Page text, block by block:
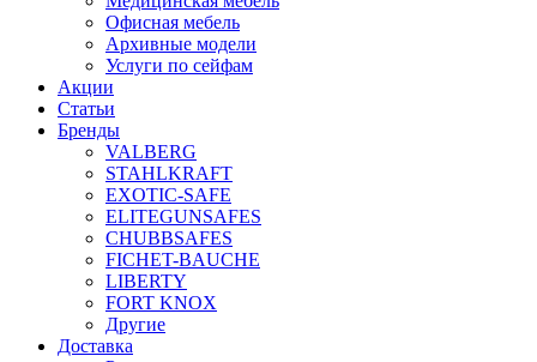
Офисная мебель
Архивные модели
Услуги по сейфам
Акции
Статьи
Бренды
VALBERG
STAHLKRAFT
EXOTIC-SAFE
ELITEGUNSAFES
CHUBBSAFES
FICHET-BAUCHE
LIBERTY
FORT KNOX
Другие
Доставка